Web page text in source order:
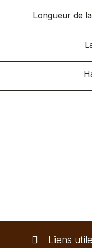
Longueur de
Liens